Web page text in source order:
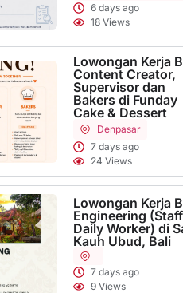
6 days ago
18 Views
Lowongan Kerja
Content Creator,
Supervisor dan
Bakers di Funday
Cake & Dessert
Denpasar
7 days ago
24 Views
Lowongan Kerja
Engineering
Daily Worker) di
Kauh Ubud, Bali
7 days ago
9 Views